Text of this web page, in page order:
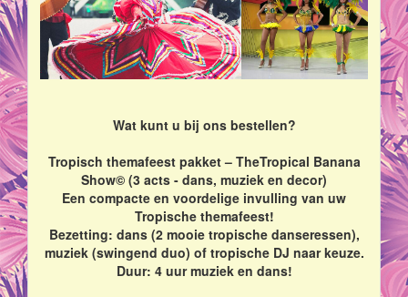
Wat kunt u bij ons bestellen?
Tropisch themafeest pakket – TheTropical Banana
Show© (3 acts - dans, muziek en decor)
Een compacte en voordelige invulling van uw
Tropische themafeest!
Bezetting: dans (2 mooie tropische danseressen),
muziek (swingend duo) of tropische DJ naar keuze.
Duur: 4 uur muziek en dans!